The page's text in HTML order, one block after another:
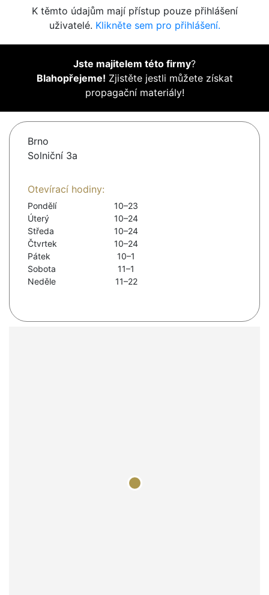
K těmto údajům mají přístup pouze přihlášení
uživatelé. Klikněte sem pro přihlášení.
Jste majitelem této firmy?
Blahopřejeme! Zjistěte jestli můžete získat
propagační materiály!
Brno
Solniční 3a
Otevírací hodiny:
Pondělí
10–23
Úterý
10–24
Středa
10–24
Čtvrtek
10–24
Pátek
10–1
Sobota
11–1
Neděle
11–22